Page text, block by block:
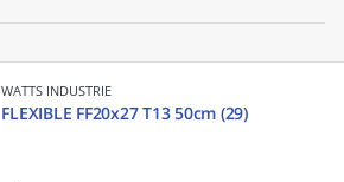
WATTS INDUSTRIE
FLEXIBLE FF20x27 T13 50cm (29)